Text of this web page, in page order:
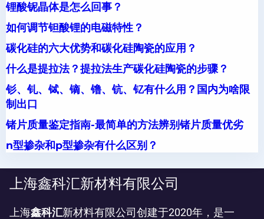
锂酸铌晶体是怎么回事？
如何调节钽酸锂的电磁特性？
碳化硅的六大优势和碳化硅陶瓷的应用？
什么是提拉法？提拉法生产碳化硅陶瓷的步骤？
钐、钆、铽、镝、镥、钪、钇有什么用？国内为啥限
制出口
锗片质量鉴定指南-最简单的方法辨别锗片质量优劣
n型掺杂和p型掺杂有什么区别？
上海鑫科汇新材料有限公司
上海鑫科汇新材料有限公司创建于2020年，是一